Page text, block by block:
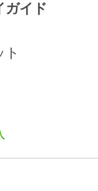
ガイド